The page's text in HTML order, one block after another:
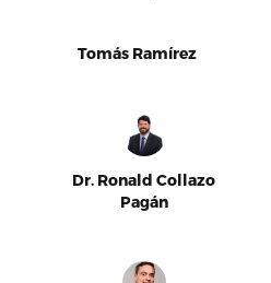
Tomás Ramírez
Dr. Ronald Collazo
Pagán